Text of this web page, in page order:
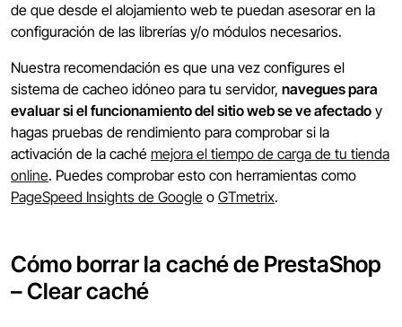
de que desde el alojamiento web te puedan asesorar en la
configuración de las librerías y/o módulos necesarios.
Nuestra recomendación es que una vez configures el
sistema de cacheo idóneo para tu servidor, navegues para
evaluar si el funcionamiento del sitio web se ve afectado y
hagas pruebas de rendimiento para comprobar si la
activación de la caché mejora el tiempo de carga de tu tienda
online. Puedes comprobar esto con herramientas como
PageSpeed Insights de Google o GTmetrix.
Cómo borrar la caché de PrestaShop
– Clear caché